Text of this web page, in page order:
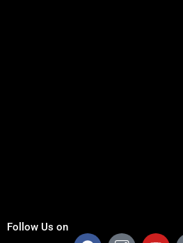
Follow Us on
F I Y